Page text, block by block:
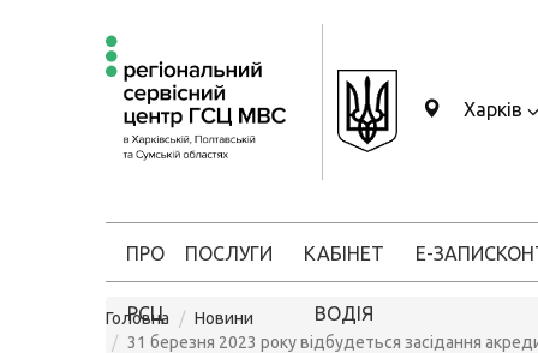
Харків
ПРО
РСЦ
ПОСЛУГИ КАБІНЕТ
ВОДІЯ
Е-ЗАПИС
Головна
Новини
31 березня 2023 року відбудеться засідання